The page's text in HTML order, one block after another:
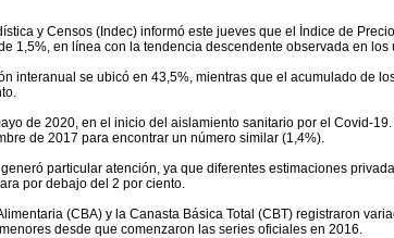
y Censos (Indec) informó este jueves que el Índice de
1,5%, en línea con la tendencia descendente observada en los
interanual se ubicó en 43,5%, mientras que el acumulado de
de 2020, en el inicio del aislamiento sanitario por el Covid-
de 2017 para encontrar un número similar (1,4%).
particular atención, ya que diferentes estimaciones
por debajo del 2 por ciento.
(CBA) y la Canasta Básica Total (CBT) registraron
desde que comenzaron las series oficiales en 2016.